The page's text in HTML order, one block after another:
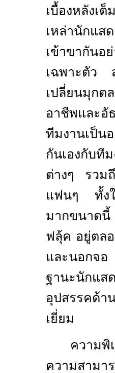
เบื้องหลังเ
เหล่านักแส
เข้าขากันอ
เฉพาะตัว
เปลี่ยนมุกต
อาชีพและอั
ทีมงานเป็น
กันเองกับ
ต่างๆ รวม
แฟนๆ ทั้งใ
มากขนาด
ฟลุ้ค อยู่ตล
และนอกจ
ฐานะนักแ
อุปสรรคด้า
เยี่ยม
ความพิ
ความสาม